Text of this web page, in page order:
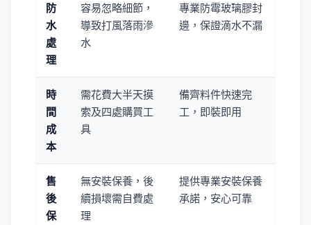
防
水
處
理
容易忽略細節，
導致打風落雨滲
水
專業防霉玻璃膠封
邊，保證滴水不漏
時
間
成
本
需花費大半天摸
索及四處購買工
具
備齊料件快速完
工，即裝即用
售
後
保
無安裝保養，後
續損壞需自費處
理
提供專業安裝保養
承諾，安心可靠